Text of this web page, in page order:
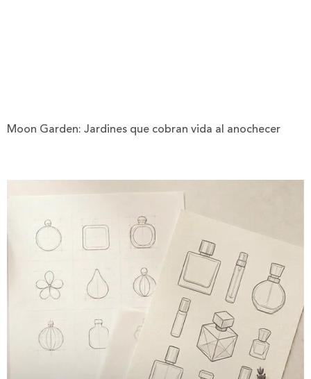
Moon Garden: Jardines que cobran vida al anochecer